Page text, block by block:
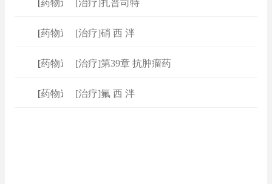
药物速查]
[治疗]扎普司特
药物速查]
[治疗]硝 西 泮
药物速查]
[治疗]第39章 抗肿瘤药
药物速查]
[治疗]氟 西 泮